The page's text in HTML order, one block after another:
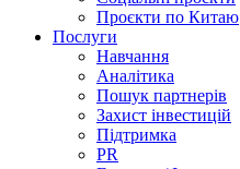
Проєкти по Китаю
Послуги
Навчання
Аналітика
Пошук партнерів
Захист інвестицій
Підтримка
PR